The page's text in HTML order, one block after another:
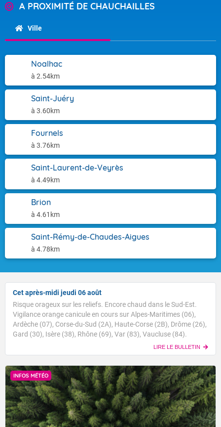
A PROXIMITÉ DE CHAUCHAILLES
Ville
Noalhac
à 2.54km
Saint-Juéry
à 3.60km
Fournels
à 3.76km
Saint-Laurent-de-Veyrès
à 4.49km
Brion
à 4.61km
Saint-Rémy-de-Chaudes-Aigues
à 4.78km
Cet après-midi jeudi 06 août
Risque orageux sur les reliefs. Encore chaud dans le Sud-Est.
Vigilance orange canicule en cours sur Alpes-Maritimes (06),
Ardèche (07), Corse-du-Sud (2A), Haute-Corse (2B), Drôme (26),
Gard (30), Isère (38), Rhône (69), Var (83), Vaucluse (84).
LIRE LE BULLETIN
INFOS MÉTÉO